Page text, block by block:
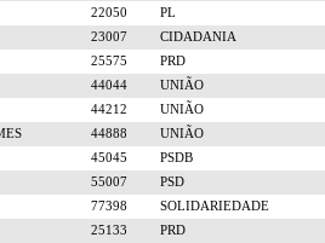
22050
PL
23007
CIDADANIA
25575
PRD
44044
UNIÃO
44212
UNIÃO
44888
UNIÃO
45045
PSDB
55007
PSD
77398
SOLIDARIEDADE
25133 PRD